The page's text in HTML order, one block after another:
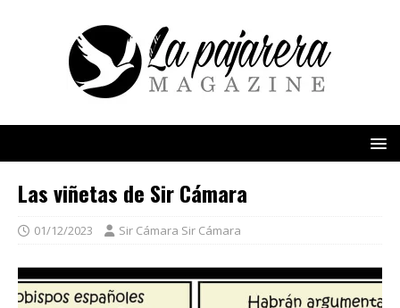
Las viñetas de Sir Cámara
01/12/2023 Sir Cámara Sir Cámara